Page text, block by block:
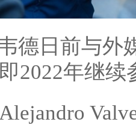
德日前与外
2022年继续